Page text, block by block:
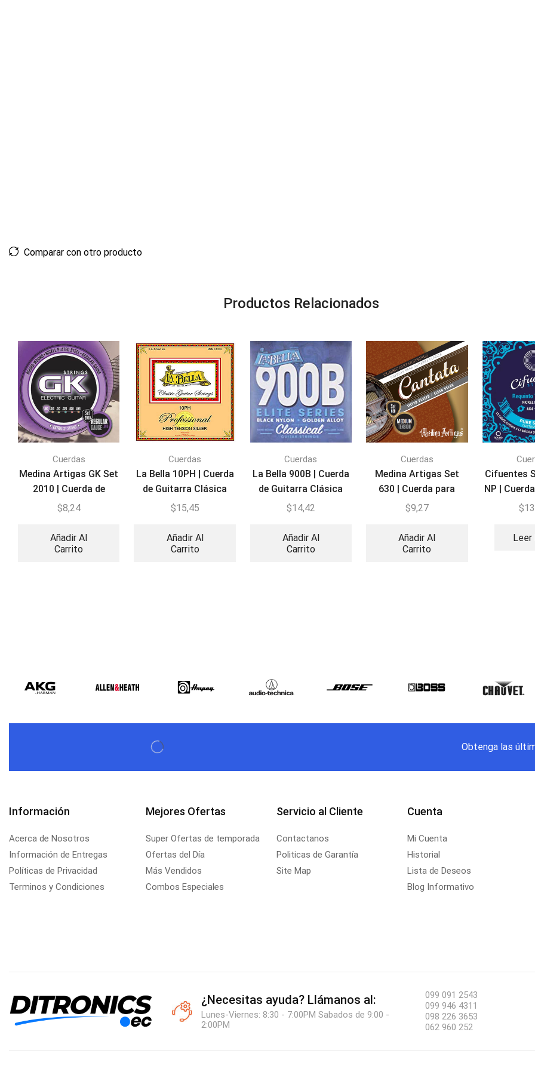
Comparar con otro producto
Productos Relacionados
Cuerdas
Medina Artigas GK Set
2010 | Cuerda de
Guitarra Eléctrica
$8,24
Añadir Al
Carrito
Cuerdas
La Bella 10PH | Cuerda
de Guitarra Clásica
Profesional Plateada
$15,45
Añadir Al
Carrito
Cuerdas
La Bella 900B | Cuerda
de Guitarra Clásica
Nylon Negro
$14,42
Añadir Al
Carrito
Cuerdas
Medina Artigas Set
630 | Cuerda para
Guitarra
$9,27
Añadir Al
Carrito
Cifuentes
NP |
Nickel
$
Leer
Obtenga las
Información
Acerca de Nosotros
Información de Entregas
Políticas de Privacidad
Terminos y Condiciones
Mejores Ofertas
Super Ofertas de temporada
Ofertas del Día
Más Vendidos
Combos Especiales
Servicio al Cliente
Contactanos
Politicas de Garantía
Site Map
Cuenta
Mi Cuenta
Historial
Lista de Deseos
Blog Informativo
¿Necesitas ayuda? Llámanos al:
Lunes-Viernes: 8:30 - 7:00PM Sabados de 9:00 -
2:00PM
099 091 2543
099 946 4311
098 226 3653
062 960 252